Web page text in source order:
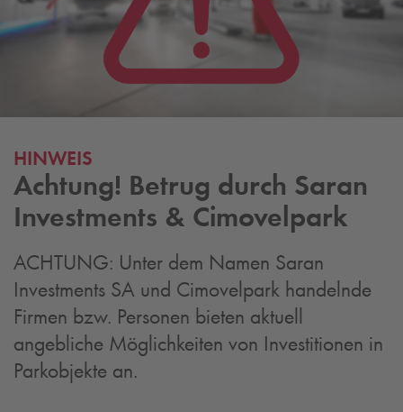
HINWEIS
Achtung! Betrug durch Saran
Investments & Cimovelpark
ACHTUNG: Unter dem Namen Saran
Investments SA und Cimovelpark handelnde
Firmen bzw. Personen bieten aktuell
angebliche Möglichkeiten von Investitionen in
Parkobjekte an.